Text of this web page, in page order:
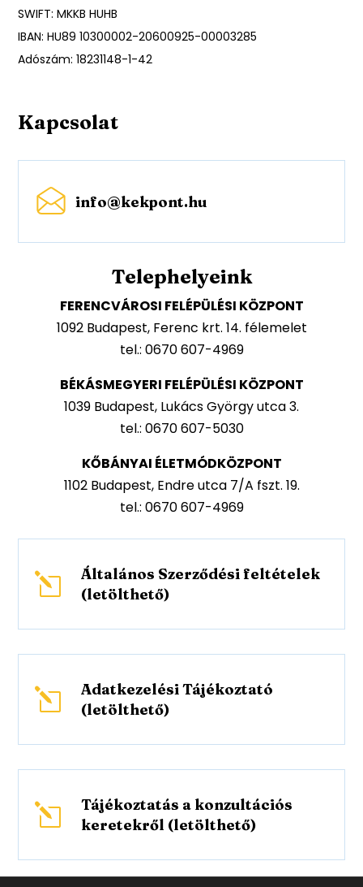
SWIFT: MKKB HUHB
IBAN: HU89 10300002-20600925-00003285
Adószám: 18231148-1-42
Kapcsolat
info@kekpont.hu
Telephelyeink
FERENCVÁROSI FELÉPÜLÉSI KÖZPONT
1092 Budapest, Ferenc krt. 14. félemelet
tel.: 0670 607-4969
BÉKÁSMEGYERI FELÉPÜLÉSI KÖZPONT
1039 Budapest, Lukács György utca 3.
tel.: 0670 607-5030
KŐBÁNYAI ÉLETMÓDKÖZPONT
1102 Budapest, Endre utca 7/A fszt. 19.
tel.: 0670 607-4969
l
Általános Szerződési feltételek
(letölthető)
l
Adatkezelési Tájékoztató
(letölthető)
l
Tájékoztatás a konzultációs
keretekről (letölthető)